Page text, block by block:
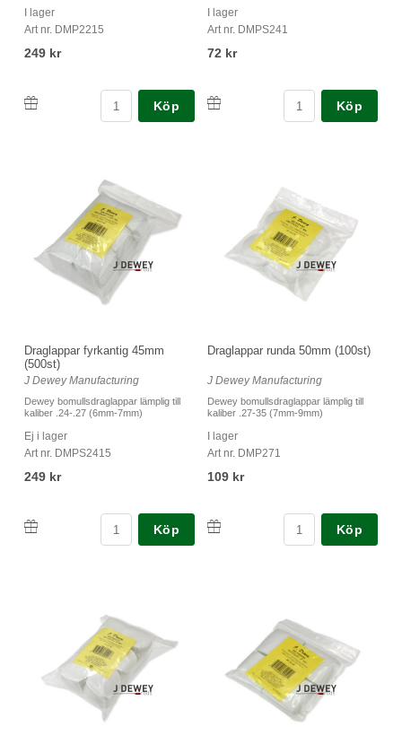
I lager
Art nr. DMP2215
249 kr
Köp
I lager
Art nr. DMPS241
72 kr
Köp
Draglappar fyrkantig 45mm
(500st)
J Dewey Manufacturing
Dewey bomullsdraglappar lämplig till
kaliber .24-.27 (6mm-7mm)
Ej i lager
Art nr. DMPS2415
249 kr
Köp
Draglappar runda 50mm (100st)
J Dewey Manufacturing
Dewey bomullsdraglappar lämplig till
kaliber .27-35 (7mm-9mm)
I lager
Art nr. DMP271
109 kr
Köp